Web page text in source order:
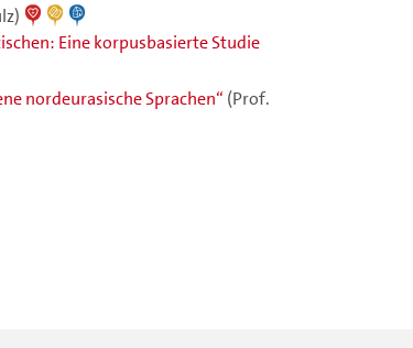
Eine korpusbasierte Studie
nordeurasische Sprachen“ (Prof.